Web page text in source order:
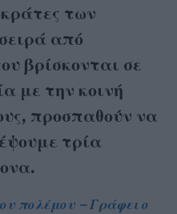
των
από
βρίσκονται σε
με την κοινή
προσπαθούν να
τρία
πολέμου – Γράφει ο